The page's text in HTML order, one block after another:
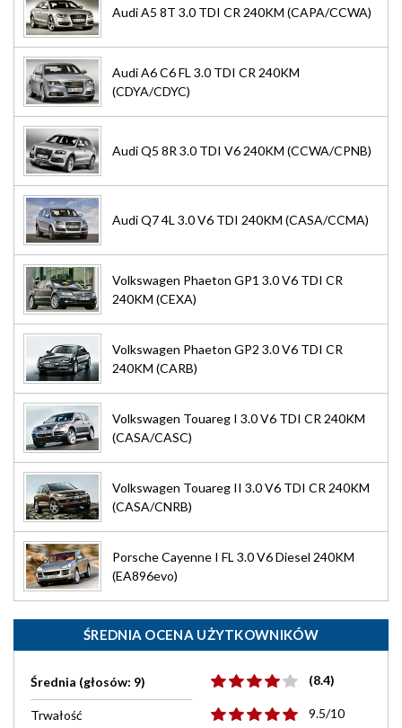
Audi A5 8T 3.0 TDI CR 240KM (CAPA/CCWA)
Audi A6 C6 FL 3.0 TDI CR 240KM
(CDYA/CDYC)
Audi Q5 8R 3.0 TDI V6 240KM (CCWA/CPNB)
Audi Q7 4L 3.0 V6 TDI 240KM (CASA/CCMA)
Volkswagen Phaeton GP1 3.0 V6 TDI CR
240KM (CEXA)
Volkswagen Phaeton GP2 3.0 V6 TDI CR
240KM (CARB)
Volkswagen Touareg I 3.0 V6 TDI CR 240KM
(CASA/CASC)
Volkswagen Touareg II 3.0 V6 TDI CR 240KM
(CASA/CNRB)
Porsche Cayenne I FL 3.0 V6 Diesel 240KM
(EA896evo)
ŚREDNIA OCENA UŻYTKOWNIKÓW
Średnia (głosów: 9) (8.4)
Trwałość 9.5/10